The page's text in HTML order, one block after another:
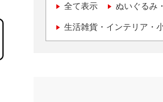
全て表示 ぬいぐるみ
生活雑貨・インテリア・